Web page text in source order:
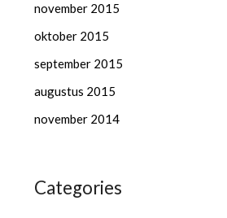
november 2015
oktober 2015
september 2015
augustus 2015
november 2014
Categories